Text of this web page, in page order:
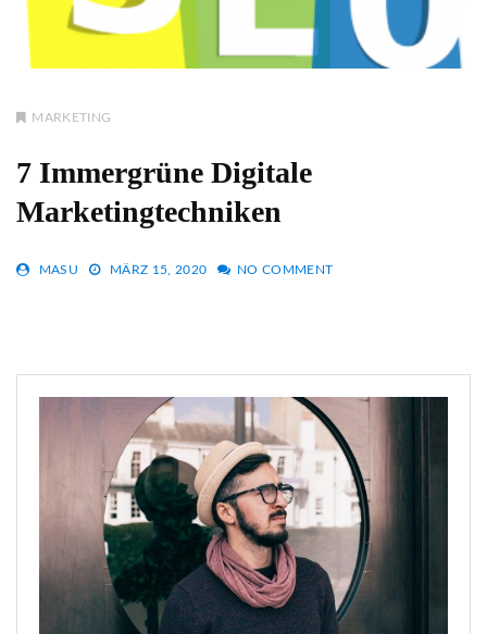
MARKETING
7 Immergrüne Digitale
Marketingtechniken
MASU MÄRZ 15, 2020 NO COMMENT